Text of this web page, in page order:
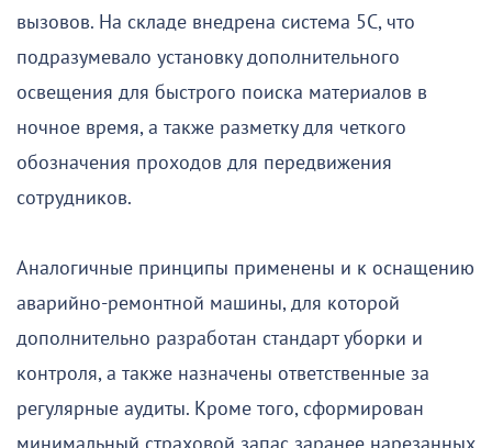
вызовов. На складе внедрена система 5С, что
подразумевало установку дополнительного
освещения для быстрого поиска материалов в
ночное время, а также разметку для четкого
обозначения проходов для передвижения
сотрудников.
Аналогичные принципы применены и к оснащению
аварийно-ремонтной машины, для которой
дополнительно разработан стандарт уборки и
контроля, а также назначены ответственные за
регулярные аудиты. Кроме того, сформирован